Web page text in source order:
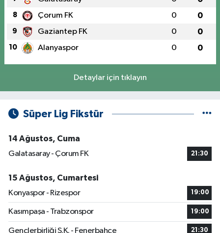
8 Çorum FK 0 0
9 Gaziantep FK 0 0
10 Alanyaspor 0 0
Detaylar için tıklayın
Süper Lig Fikstür
14 Ağustos, Cuma
Galatasaray - Çorum FK
21:30
15 Ağustos, Cumartesi
Konyaspor - Rizespor
19:00
Kasımpaşa - Trabzonspor 19:00
Gençlerbirliği S.K. - Fenerbahçe 21:30